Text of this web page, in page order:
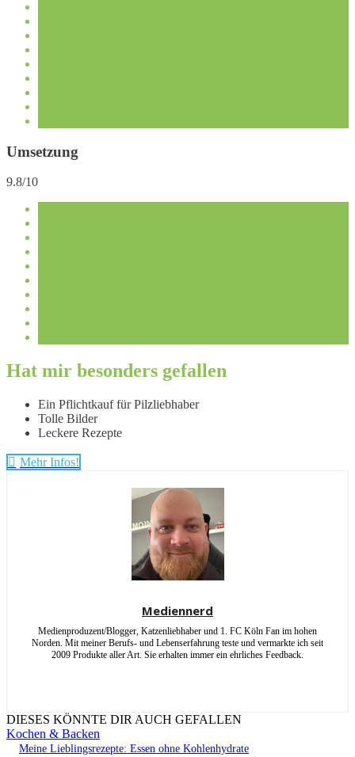
Umsetzung
9.8/10
Hat mir besonders gefallen
Ein Pflichtkauf für Pilzliebhaber
Tolle Bilder
Leckere Rezepte
Mehr Infos!
Mediennerd
Medienproduzent/Blogger, Katzenliebhaber und 1. FC Köln Fan im hohen
Norden. Mit meiner Berufs- und Lebenserfahrung teste und vermarkte ich seit
2009 Produkte aller Art. Sie erhalten immer ein ehrliches Feedback.
DIESES KÖNNTE DIR AUCH GEFALLEN
Kochen & Backen
Meine Lieblingsrezepte: Essen ohne Kohlenhydrate